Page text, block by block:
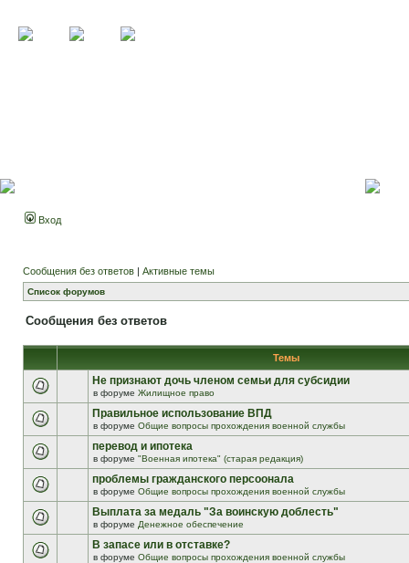
Вход
Сообщения без ответов | Активные темы
Список форумов
Сообщения без ответов
Темы
Не признают дочь членом семьи для субсидии
в форуме Жилищное право
Правильное использование ВПД
в форуме Общие вопросы прохождения военной службы
перевод и ипотека
в форуме "Военная ипотека" (старая редакция)
проблемы гражданского персоонала
в форуме Общие вопросы прохождения военной службы
Выплата за медаль "За воинскую доблесть"
в форуме Денежное обеспечение
В запасе или в отставке?
в форуме Общие вопросы прохождения военной службы